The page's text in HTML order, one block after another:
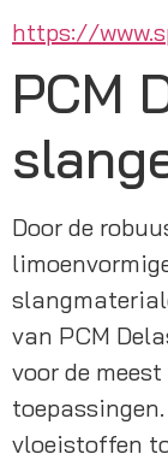
https://
PCM
Door de
van PCM
voor de
vloeistoffen